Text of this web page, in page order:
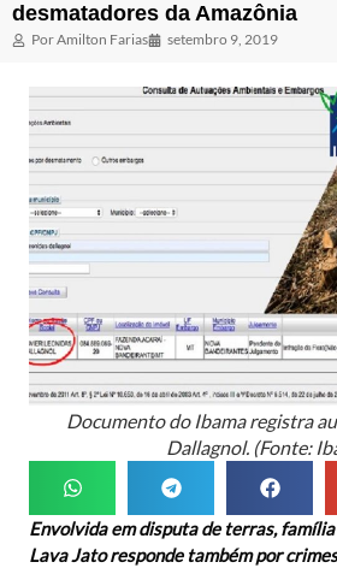
desmatadores da Amazônia
PorAmilton Farias setembro 9, 2019
Documento do Ibama registra
Dallagnol. (Fonte:
Envolvidaem disputa de terras,
Lava Jato responde também por